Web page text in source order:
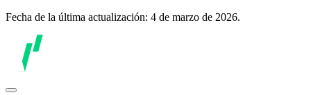
Fecha de la última actualización: 4 de marzo de 2026.